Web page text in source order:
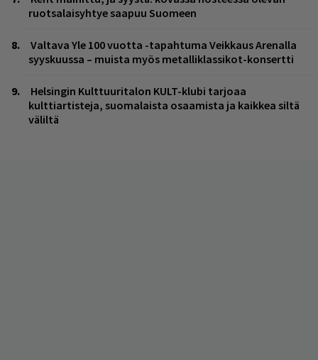
ruotsalaisyhtye saapuu Suomeen
Valtava Yle 100 vuotta -tapahtuma Veikkaus Arenalla
syyskuussa – muista myös metalliklassikot-konsertti
Helsingin Kulttuuritalon KULT-klubi tarjoaa
kulttiartisteja, suomalaista osaamista ja kaikkea siltä
väliltä